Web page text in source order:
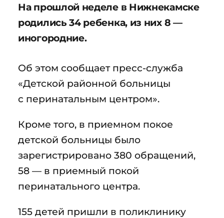
На прошлой неделе в Нижнекамске
родились 34 ребенка, из них 8 —
иногородние.
Об этом сообщает пресс-служба
«Детской районной больницы
с перинатальным центром».
Кроме того, в приемном покое
детской больницы было
зарегистрировано 380 обращений,
58 — в приемный покой
перинатального центра.
155 детей пришли в поликлинику